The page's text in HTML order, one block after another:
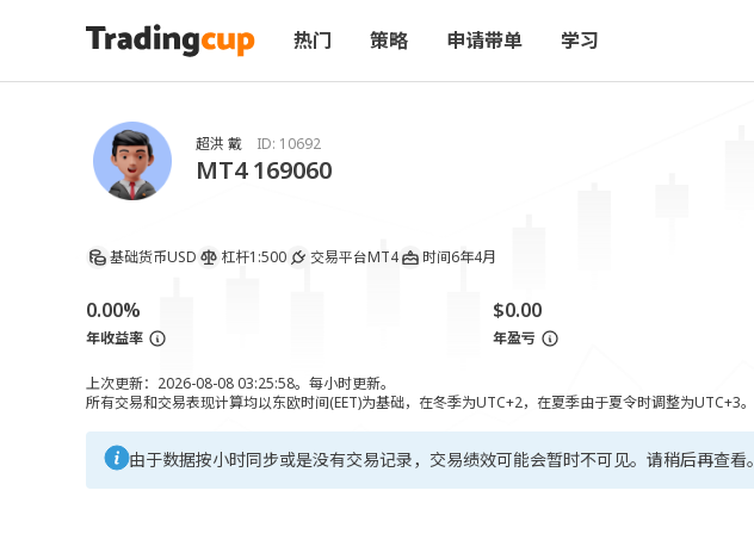
热门 策略 申请带单 学习
超洪 戴 ID: 10692
MT4 169060
基础货币USD 杠杆1:500 交易平台MT4 时间6年4月
0.00%
年收益率
$0.00
年盈亏
上次更新：2026-08-08 03:25:58。每小时更新。
所有交易和交易表现计算均以东欧时间(EET)为基础，在冬季为UTC+2，在夏季由于夏令时调整为UTC+3。
由于数据按小时同步或是没有交易记录，交易绩效可能会暂时不可见。请稍后再查看。